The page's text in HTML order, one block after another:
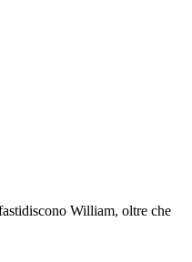
William, oltre che